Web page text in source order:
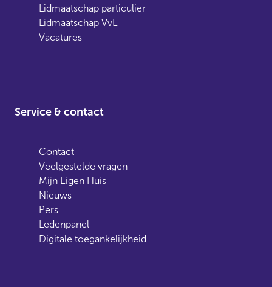
Lidmaatschap particulier
Lidmaatschap VvE
Vacatures
Service & contact
Contact
Veelgestelde vragen
Mijn Eigen Huis
Nieuws
Pers
Ledenpanel
Digitale toegankelijkheid